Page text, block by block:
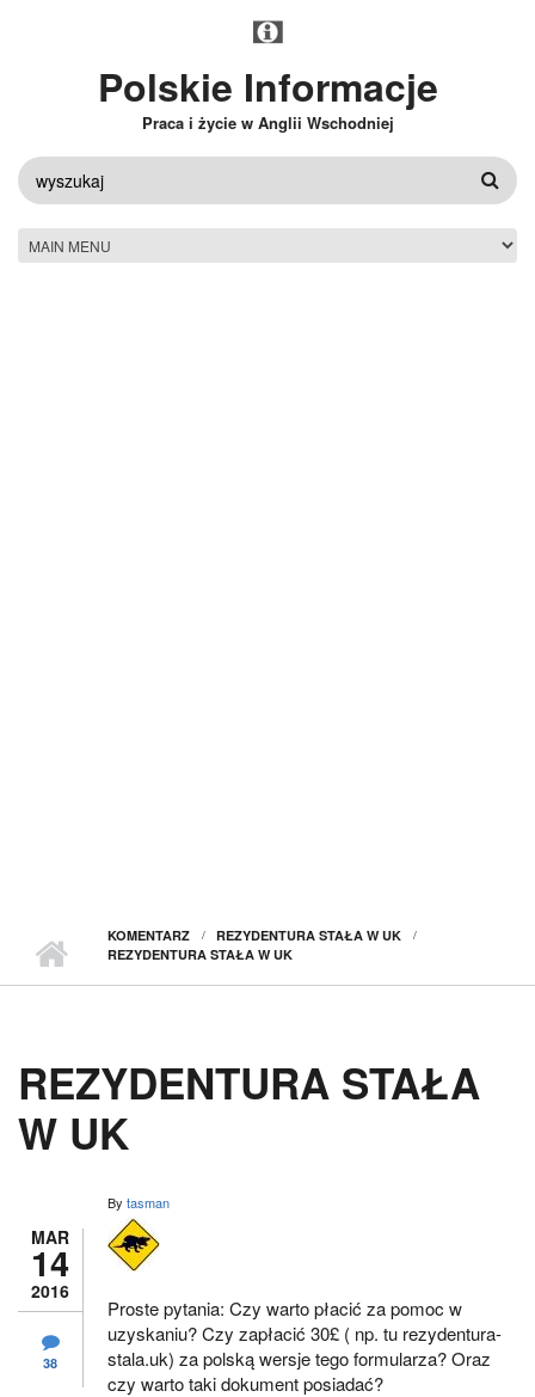
Polskie Informacje
Praca i życie w Anglii Wschodniej
FORMULARZ
WYSZUKIWANIA
KOMENTARZ
REZYDENTURA STAŁA W UK
REZYDENTURA STAŁA W UK
REZYDENTURA STAŁA
W UK
MAR
14
2016
38
By tasman
Proste pytania: Czy warto płacić za pomoc w
uzyskaniu? Czy zapłacić 30£ ( np. tu rezydentura-
stala.uk) za polską wersje tego formularza? Oraz
czy warto taki dokument posiadać?